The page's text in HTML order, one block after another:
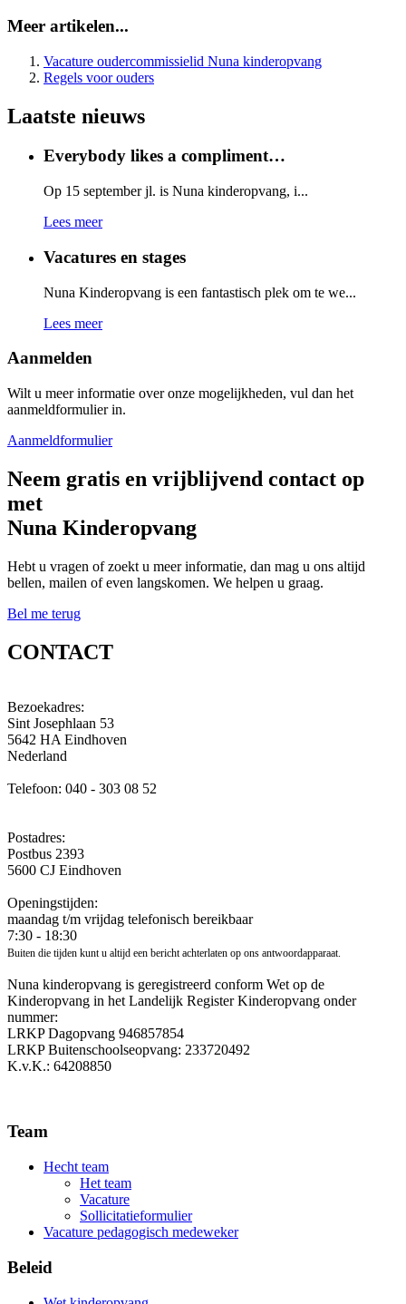
Meer artikelen...
Vacature oudercommissielid Nuna kinderopvang
Regels voor ouders
Laatste nieuws
Everybody likes a compliment…
Op 15 september jl. is Nuna kinderopvang, i...
Lees meer
Vacatures en stages
Nuna Kinderopvang is een fantastisch plek om te we...
Lees meer
Aanmelden
Wilt u meer informatie over onze mogelijkheden, vul dan het
aanmeldformulier in.
Aanmeldformulier
Neem gratis en vrijblijvend contact op
met
Nuna Kinderopvang
Hebt u vragen of zoekt u meer informatie, dan mag u ons altijd
bellen, mailen of even langskomen. We helpen u graag.
Bel me terug
CONTACT
Bezoekadres:
Sint Josephlaan 53
5642 HA Eindhoven
Nederland
Telefoon: 040 - 303 08 52
Postadres:
Postbus 2393
5600 CJ Eindhoven
Openingstijden:
maandag t/m vrijdag telefonisch bereikbaar
7:30 - 18:30
Buiten die tijden kunt u altijd een bericht achterlaten op ons antwoordapparaat.
Nuna kinderopvang is geregistreerd conform Wet op de
Kinderopvang in het Landelijk Register Kinderopvang onder
nummer:
LRKP Dagopvang 946857854
LRKP Buitenschoolseopvang: 233720492
K.v.K.: 64208850
Team
Hecht team
Het team
Vacature
Sollicitatieformulier
Vacature pedagogisch medeweker
Beleid